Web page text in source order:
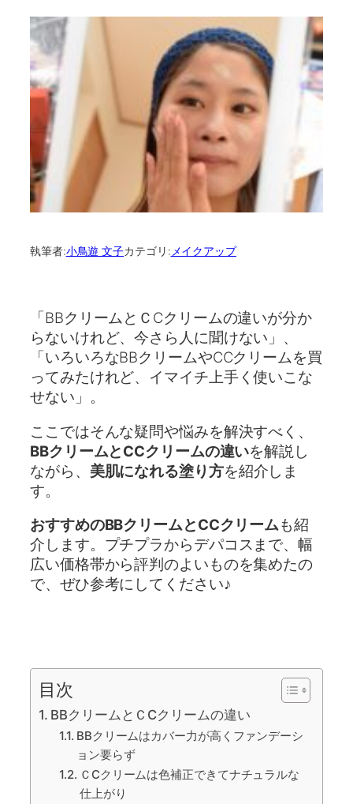
執筆者:小鳥遊 文子カテゴリ: メイクアップ
「BBクリームとＣCクリームの違いが分か
らないけれど、今さら人に聞けない」、
「いろいろなBBクリームやCCクリームを買
ってみたけれど、イマイチ上手く使いこな
せない」。
ここではそんな疑問や悩みを解決すべく、
BBクリームとCCクリームの違いを解説し
ながら、 美肌になれる塗り方を紹介しま
す。
おすすめのBBクリームとCCクリームも紹
介します。プチプラからデパコスまで、幅
広い価格帯から評判のよいものを集めたの
で、ぜひ参考にしてください♪
目次
BBクリームとＣCクリームの違い
BBクリームはカバー力が高くファンデーシ
ョン要らず
ＣCクリームは色補正できてナチュラルな
仕上がり